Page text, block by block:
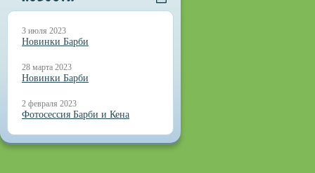
3 июля 2023
Новинки Барби
28 марта 2023
Новинки Барби
2 февраля 2023
Фотосессия Барби и Кена